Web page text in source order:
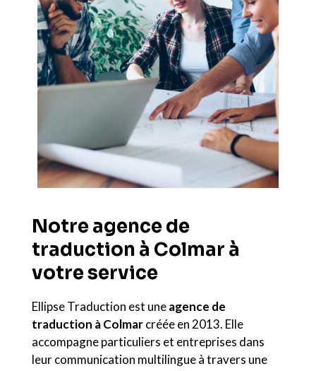
Notre agence de
traduction à Colmar à
votre service
Ellipse Traduction est uneagence de
traduction à Colmarcréée en 2013. Elle
accompagne particuliers et entreprises dans
leur communication multilingue à travers une